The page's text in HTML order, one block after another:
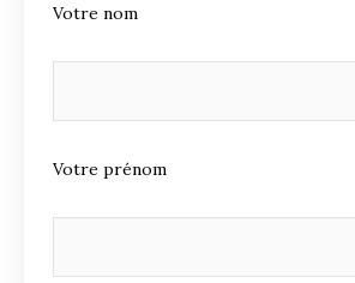
Votre nom
Votre prénom